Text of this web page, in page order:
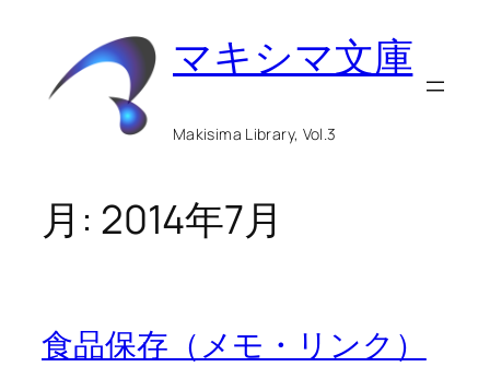
マキシマ文庫
Makisima Library, Vol.3
月: 2014年7月
食品保存（メモ・リンク）